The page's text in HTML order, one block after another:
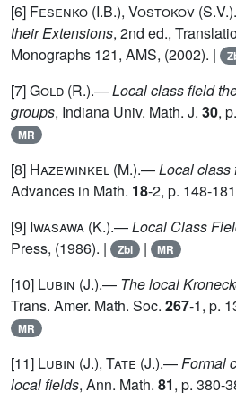
[6] Fesenko (I.B.), Vostokov
their Extensions, 2nd ed.,
Monographs 121, AMS, (2002). |
[7]Gold (R.).—Local class field
groups, Indiana Univ. Math. J. 30,
MR
[8] Hazewinkel (M.).—Local class
Advances in Math. 18-2, p. 148-
[9] Iwasawa (K.).—Local Class
Press, (1986). |
Zbl | MR
[10] Lubin (J.).— The local
Trans. Amer. Math. Soc. 267-1, p.
MR
[11] Lubin (J.), Tate (J.).—Formal
local fields, Ann. Math. 81, p. 380-